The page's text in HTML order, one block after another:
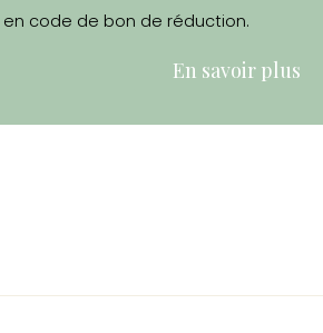
code de bon de réduction.
En savoir plus